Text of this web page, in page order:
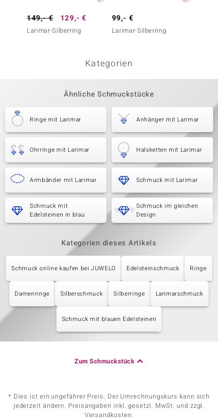
149,- € 129,- €
Larimar-Silberring
99,- €
Larimar-Silberring
Kategorien
Ähnliche Schmuckstücke
Ringe mit Larimar Anhänger mit Larimar
Ohrringe mit Larimar Halsketten mit Larimar
Armbänder mit Larimar Schmuck mit Larimar
Schmuck mit
Edelsteinen in blau
Schmuck im gleichen
Design
Kategorien dieses Artikels
Schmuck online kaufen bei JUWELO Edelsteinschmuck Ringe
Damenringe Silberschmuck Silberringe Larimarschmuck
Schmuck mit blauen Edelsteinen
Zum Schmuckstück
* Dies ist ein ungefährer Preis. Der Umrechnungskurs kann sich
jederzeit ändern. Preisangaben inkl. gesetzl. MwSt. und zzgl.
Versandkosten.